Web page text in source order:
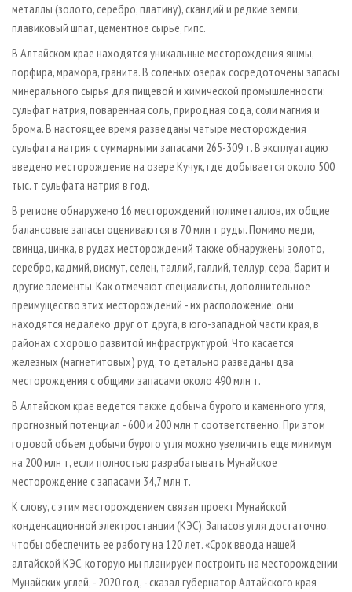
металлы (золото, серебро, платину), скандий и редкие земли,
плавиковый шпат, цементное сырье, гипс.
В Алтайском крае находятся уникальные месторождения яшмы,
порфира, мрамора, гранита. В соленых озерах сосредоточены запасы
минерального сырья для пищевой и химической промышленности:
сульфат натрия, поваренная соль, природная сода, соли магния и
брома. В настоящее время разведаны четыре месторождения
сульфата натрия с суммарными запасами 265-309 т. В эксплуатацию
введено месторождение на озере Кучук, где добывается около 500
тыс. т сульфата натрия в год.
В регионе обнаружено 16 месторождений полиметаллов, их общие
балансовые запасы оцениваются в 70 млн т руды. Помимо меди,
свинца, цинка, в рудах месторождений также обнаружены золото,
серебро, кадмий, висмут, селен, таллий, галлий, теллур, сера, барит и
другие элементы. Как отмечают специалисты, дополнительное
преимущество этих месторождений - их расположение: они
находятся недалеко друг от друга, в юго­-западной части края, в
районах с хорошо развитой инфраструктурой. Что касается
железных (магнетитовых) руд, то детально разведаны два
месторождения с общими запасами около 490 млн т.
В Алтайском крае ведется также добыча бурого и каменного угля,
прогнозный потенциал - 600 и 200 млн т соответственно. При этом
годовой объем добычи бурого угля можно увеличить еще минимум
на 200 млн т, если полностью разрабатывать Мунайское
месторождение с запасами 34,7 млн т.
К слову, с этим месторождением связан проект Мунайской
конденсационной электростанции (КЭС). Запасов угля достаточно,
чтобы обеспечить ее работу на 120 лет. «Срок ввода нашей
алтайской КЭС, которую мы планируем построить на месторождении
Мунайских углей, - 2020 год, - сказал губернатор Алтайского края